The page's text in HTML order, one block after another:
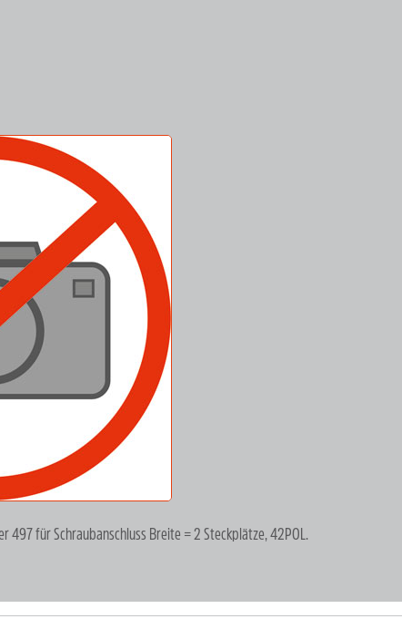
497 für Schraubanschluss Breite = 2 Steckplätze, 42POL.